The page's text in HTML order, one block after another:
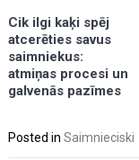
Cik ilgi kaķi spēj
atcerēties savus
saimniekus:
atmiņas procesi un
galvenās pazīmes
Posted inSaimnieciski